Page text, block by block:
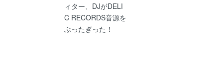
ィター、DJがDELI
C RECORDS音源を
ぶったぎった！